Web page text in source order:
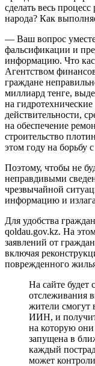
сделать весь
народа? Как
— Ваш вопрос
фальсификации и
информацию. Что
Агентством
граждане
миллиард тенге,
на
действительности,
на обеспечение
строительство
этом году на борьбу
Поэтому, чтобы не
неправдивыми
чрезвычайной
информацию и
Для удобства
qoldau.gov.kz. На
заявлений от
включая
поврежденного
На сайте будет
отслеживания
жители смогут
ИИН, и
на которую
запущена в
каждый
может